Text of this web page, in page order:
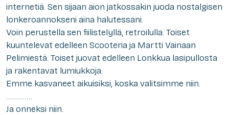
internetiä. Sen sijaan aion jatkossakin juoda nostalgisen
lonkeroannokseni aina halutessani.
Voin perustella sen fiilistelyllä, retroilulla. Toiset
kuuntelevat edelleen Scooteria ja Martti Vainaan
Pelimiestä. Toiset juovat edelleen Lonkkua lasipullosta
ja rakentavat lumiukkoja.
Emme kasvaneet aikuisiksi, koska valitsimme niin.
………….
Ja onneksi niin.